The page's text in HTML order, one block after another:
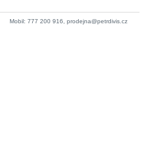
Mobil: 777 200 916, prodejna@petrdivis.cz